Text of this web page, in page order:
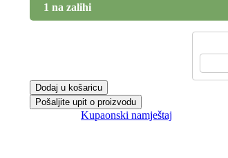
1 na zalihi
Dodaj u košaricu
Kupaonski namještaj